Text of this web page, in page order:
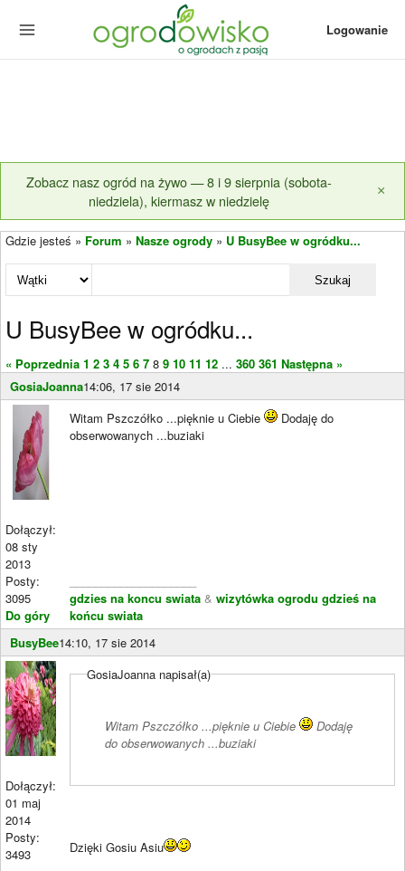
Logowanie
Zobacz nasz ogród na żywo — 8 i 9 sierpnia (sobota-
niedziela), kiermasz w niedzielę
×
Gdzie jesteś » Forum » Nasze ogrody » U BusyBee w ogródku...
Szukaj
U BusyBee w ogródku...
« Poprzednia 1 2 3 4 5 6 7 8 9 10 11 12 ... 360 361 Następna »
GosiaJoanna14:06, 17 sie 2014
Dołączył:
08 sty
2013
Posty:
3095
Do góry
Witam Pszczółko ...pięknie u Ciebie
Dodaję do
obserwowanych ...buziaki
gdzies na koncu swiata & wizytówka ogrodu gdzieś na
końcu swiata
BusyBee14:10, 17 sie 2014
Dołączył:
01 maj
2014
Posty:
3493
GosiaJoanna napisał(a)
Witam Pszczółko ...pięknie u Ciebie
Dodaję
do obserwowanych ...buziaki
Dzięki Gosiu Asiu